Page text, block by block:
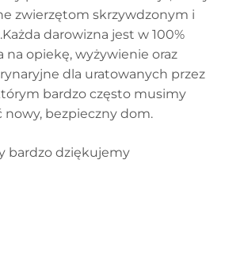
zwierzętom skrzywdzonym i
darowizna jest w 100%
na opiekę, wyżywienie oraz
dla uratowanych przez
bardzo często musimy
nowy, bezpieczny dom.
bardzo dziękujemy